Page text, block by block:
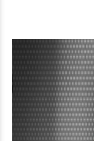
$1.24720